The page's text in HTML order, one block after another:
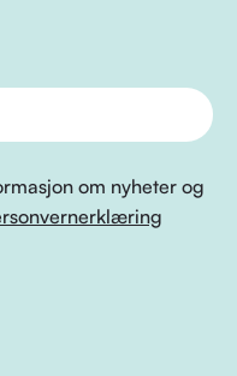
om nyheter og